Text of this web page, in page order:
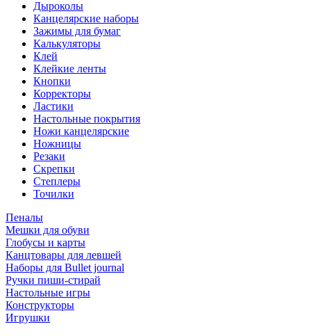
Дыроколы
Канцелярские наборы
Зажимы для бумаг
Калькуляторы
Клей
Клейкие ленты
Кнопки
Корректоры
Ластики
Настольные покрытия
Ножи канцелярские
Ножницы
Резаки
Скрепки
Степлеры
Точилки
Пеналы
Мешки для обуви
Глобусы и карты
Канцтовары для левшей
Наборы для Bullet journal
Ручки пиши-стирай
Настольные игры
Конструкторы
Игрушки